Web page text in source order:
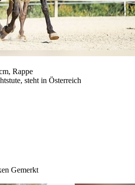
Rappe
steht in Österreich
Gemerkt